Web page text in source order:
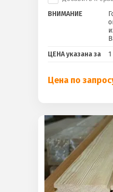
ВНИМАНИЕ
ЦЕНА указана за
Цена по